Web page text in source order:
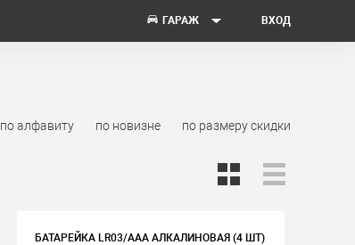
ГАРАЖ ВХОД
по алфавиту по новизне по размеру скидки
БАТАРЕЙКА LR03/AAA АЛКАЛИНОВАЯ (4 ШТ)